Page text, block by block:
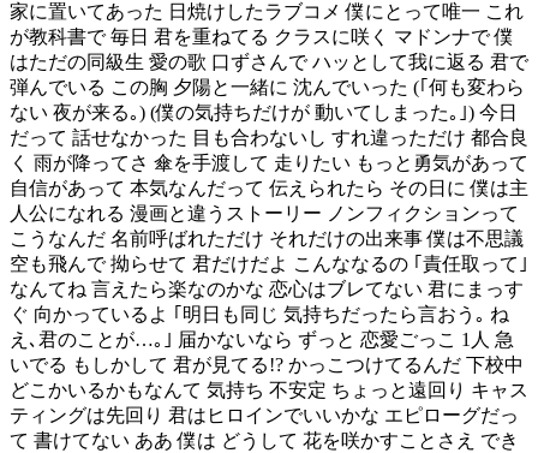
家に置いてあった 日焼けしたラブコメ 僕にとって唯一 これ
が教科書で 毎日 君を重ねてる クラスに咲く マドンナで 僕
はただの同級生 愛の歌 口ずさんで ハッとして我に返る 君で
弾んでいる この胸 夕陽と一緒に 沈んでいった (｢何も変わら
ない 夜が来る｡) (僕の気持ちだけが 動いてしまった｡｣) 今日
だって 話せなかった 目も合わないし すれ違っただけ 都合良
く 雨が降ってさ 傘を手渡して 走りたい もっと勇気があって
自信があって 本気なんだって 伝えられたら その日に 僕は主
人公になれる 漫画と違うストーリー ノンフィクションって
こうなんだ 名前呼ばれただけ それだけの出来事 僕は不思議
空も飛んで 拗らせて 君だけだよ こんななるの ｢責任取って｣
なんてね 言えたら楽なのかな 恋心はブレてない 君にまっす
ぐ 向かっているよ ｢明日も同じ 気持ちだったら言おう｡ ね
え､君のことが…｡｣ 届かないなら ずっと 恋愛ごっこ 1人 急
いでる もしかして 君が見てる!? かっこつけてるんだ 下校中
どこかいるかもなんて 気持ち 不安定 ちょっと遠回り キャス
ティングは先回り 君はヒロインでいいかな エピローグだっ
て 書けてない ああ 僕は どうして 花を咲かすことさえ でき